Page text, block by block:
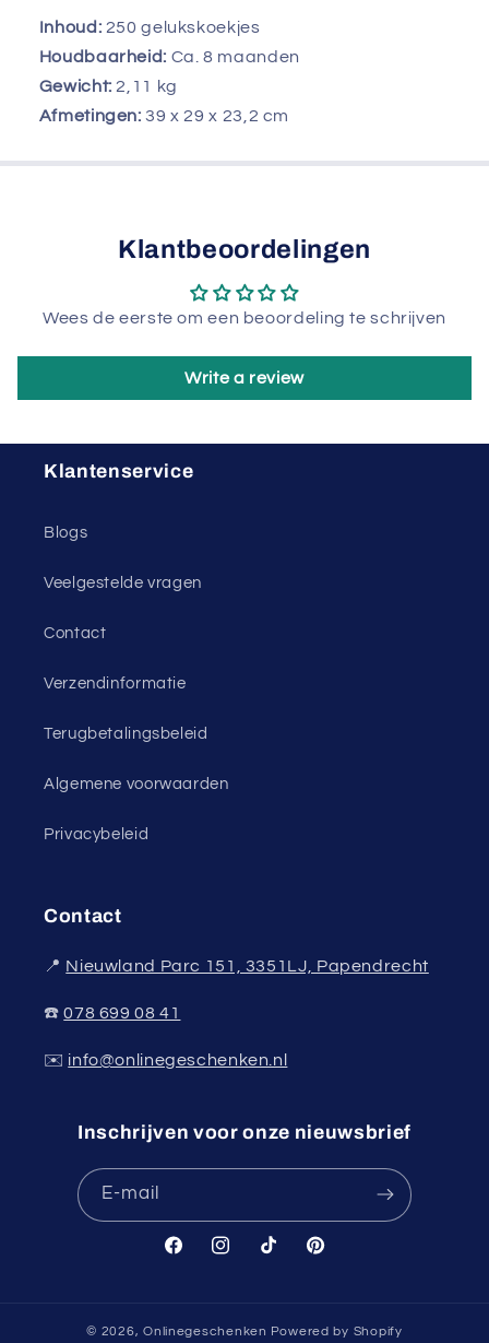
Inhoud: 250 gelukskoekjes
Houdbaarheid: Ca. 8 maanden
Gewicht: 2,11
kg
Afmetingen:39 x 29 x 23,2 cm
Klantbeoordelingen
Wees de eerste om een beoordeling te schrijven
Write a review
Klantenservice
Blogs
Veelgestelde vragen
Contact
Verzendinformatie
Terugbetalingsbeleid
Algemene voorwaarden
Privacybeleid
Contact
📍 Nieuwland Parc 151, 3351LJ, Papendrecht
☎️078 699 08 41
✉️ info@onlinegeschenken.nl
Inschrijven voor onze nieuwsbrief
E‑mail
FacebookInstagram
TikTok Pinterest
© 2026,Onlinegeschenken Powered by Shopify